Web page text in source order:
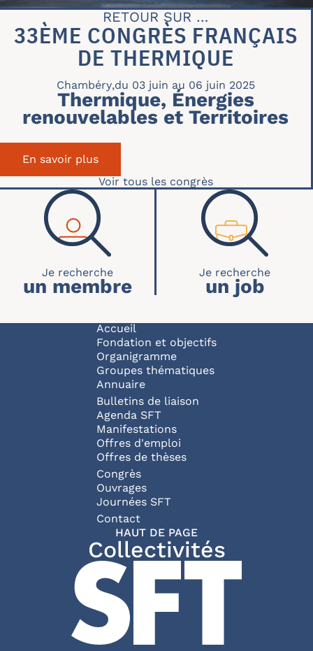
RETOUR SUR …
33ÈME CONGRÈS FRANÇAIS
DE THERMIQUE
Chambéry,du 03 juin au 06 juin 2025
Thermique, Énergies
renouvelables et Territoires
En savoir plus
Voir tous les congrès
RECHERCHE ACCUEIL
un membre un job
NAVIGATION
Accueil
Fondation et objectifs
Organigramme
Groupes thématiques
Annuaire
Bulletins de liaison
Agenda SFT
Manifestations
Offres d'emploi
Offres de thèses
Congrès
Ouvrages
Journées SFT
PIED DE PAGE
Contact
HAUT DE PAGE
Collectivités